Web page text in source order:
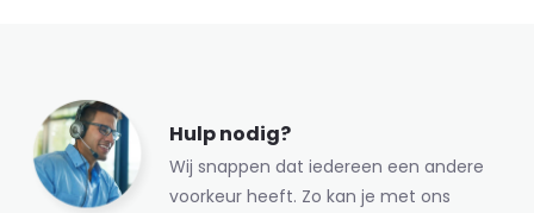
Hulp nodig?
Wij snappen dat iedereen een andere
voorkeur heeft. Zo kan je met ons